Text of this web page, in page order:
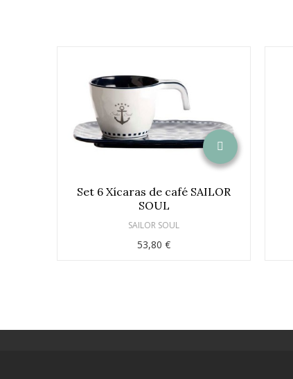
Set 6 Xícaras de café SAILOR
SOUL
SAILOR SOUL
53,80 €